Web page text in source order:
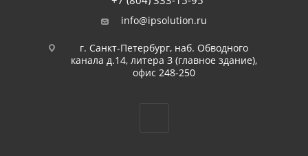
info@ipsolution.ru
г. Санкт-Петербург, наб. Обводного
канала д.14, литера З (главное здание),
офис 248-250